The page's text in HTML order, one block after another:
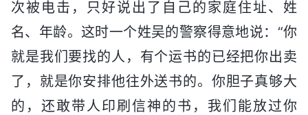
次被电击，只好说出了自己的家庭住址、姓
名、年龄。这时一个姓吴的警察得意地说：“你
就是我们要找的人，有个运书的已经把你出卖
了，就是你安排他往外送书的。你胆子真够大
的，还敢带人印刷信神的书，我们能放过你